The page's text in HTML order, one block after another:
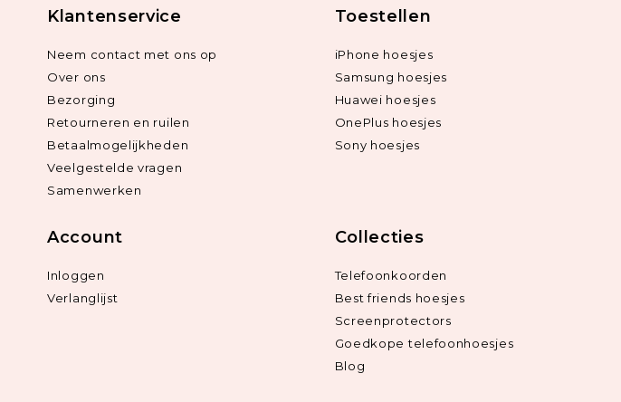
Klantenservice
Neem contact met ons op
Over ons
Bezorging
Retourneren en ruilen
Betaalmogelijkheden
Veelgestelde vragen
Samenwerken
Toestellen
iPhone hoesjes
Samsung hoesjes
Huawei hoesjes
OnePlus hoesjes
Sony hoesjes
Account
Inloggen
Verlanglijst
Collecties
Telefoonkoorden
Best friends hoesjes
Screenprotectors
Goedkope telefoonhoesjes
Blog